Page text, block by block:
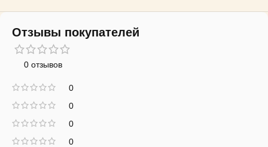
Отзывы покупателей
0 отзывов
0
0
0
0